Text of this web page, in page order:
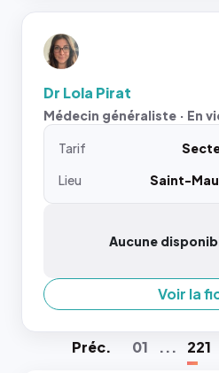
Dr Lola Pirat
Médecin généraliste · En
Tarif
Lieu
Saint-
Aucune
Voir la
Préc. 01 ... 221